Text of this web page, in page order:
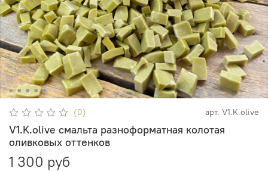
(0) арт. V1.K.olive
V1.K.olive смальта разноформатная колотая
оливковых оттенков
1 300 руб